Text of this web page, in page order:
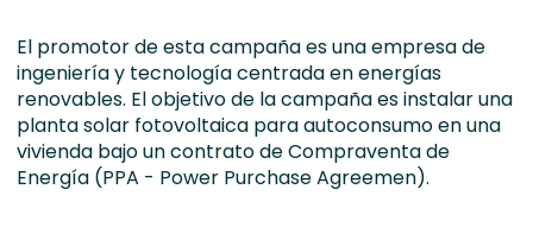
El promotor de esta campaña es una empresa de
ingeniería y tecnología centrada en energías
renovables. El objetivo de la campaña es instalar una
planta solar fotovoltaica para autoconsumo en una
vivienda bajo un contrato de Compraventa de
Energía (PPA - Power Purchase Agreemen).